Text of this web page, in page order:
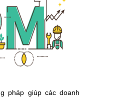
pháp giúp các doanh